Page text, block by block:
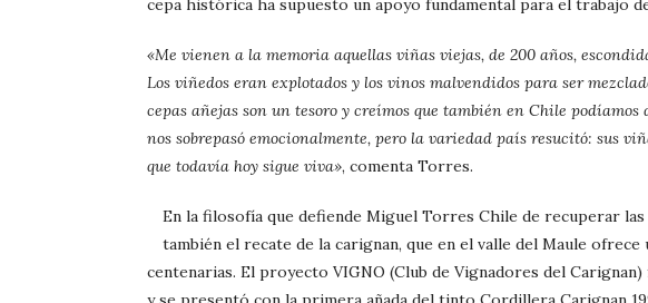
cepa histórica ha supuesto un apoyo fundamental para el trabajo
«Me vienen a la memoria aquellas viñas viejas, de 200 años,
Los viñedos eran explotados y los vinos malvendidos para ser
cepas añejas son un tesoro y creímos que también en Chile podíamos
nos sobrepasó emocionalmente, pero la variedad país resucitó: sus
que todavía hoy sigue viva», comenta Torres.
En la filosofía que defiende Miguel Torres Chile de recuperar
también el recate de la carignan, que en el valle del Maule ofrece
centenarias. El proyecto VIGNO (Club de Vignadores del